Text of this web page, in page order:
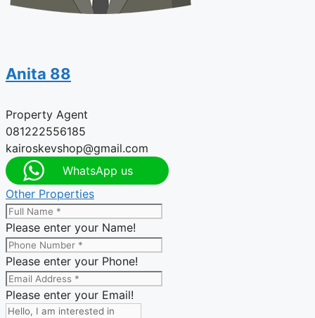
Anita 88
Property Agent
081222556185
kairoskevshop@gmail.com
WhatsApp us
Other Properties
Please enter your Name!
Please enter your Phone!
Please enter your Email!